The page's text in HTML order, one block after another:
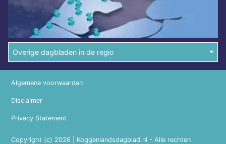
Overige dagbladen in de regio
Copyright (c) 2026 | Koggenlandsdagblad.nl - Alle rechten
Algemene voorwaarden
Disclaimer
Privacy Statement